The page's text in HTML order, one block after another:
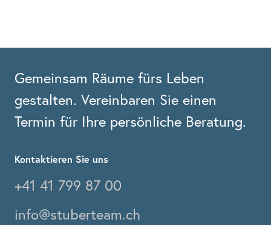
Gemeinsam Räume fürs Leben
gestalten. Vereinbaren Sie einen
Termin für Ihre persönliche Beratung.
Kontaktieren Sie uns
+41 41 799 87 00
info@stuberteam.ch